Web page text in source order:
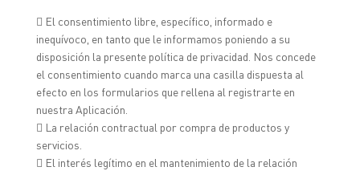
 El consentimiento libre, específico, informado e
inequívoco, en tanto que le informamos poniendo a su
disposición la presente política de privacidad. Nos concede
el consentimiento cuando marca una casilla dispuesta al
efecto en los formularios que rellena al registrarte en
nuestra Aplicación.
 La relación contractual por compra de productos y
servicios.
 El interés legítimo en el mantenimiento de la relación